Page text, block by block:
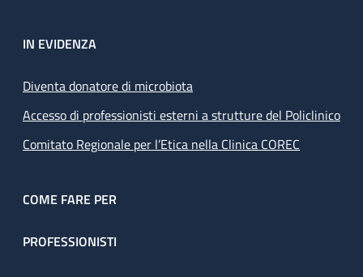
IN EVIDENZA
Diventa donatore di microbiota
Accesso di professionisti esterni a strutture del Policlinico
Comitato Regionale per l’Etica nella Clinica COREC
COME FARE PER
PROFESSIONISTI